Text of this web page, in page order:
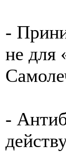
-
не для
-